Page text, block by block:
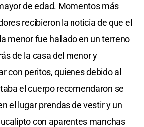
de edad. Momentos más
recibieron la noticia de que el
menor fue hallado en un terreno
de la casa del menor y
con peritos, quienes debido al
el cuerpo recomendaron se
el lugar prendas de vestir y un
con aparentes manchas